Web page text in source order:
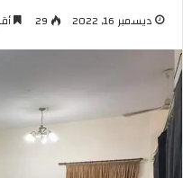
ديسمبر 16, 2022 29